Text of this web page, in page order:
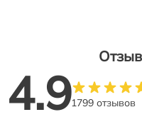
4.91799 отзывов